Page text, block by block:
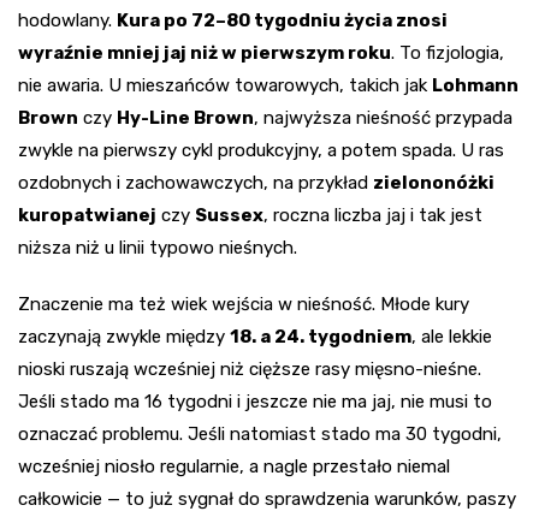
hodowlany. Kura po 72–80 tygodniu życia znosi
wyraźnie mniej jaj niż w pierwszym roku. To fizjologia,
nie awaria. U mieszańców towarowych, takich jak Lohmann
Brown czy Hy-Line Brown, najwyższa nieśność przypada
zwykle na pierwszy cykl produkcyjny, a potem spada. U ras
ozdobnych i zachowawczych, na przykład zielononóżki
kuropatwianej czy Sussex, roczna liczba jaj i tak jest
niższa niż u linii typowo nieśnych.
Znaczenie ma też wiek wejścia w nieśność. Młode kury
zaczynają zwykle między 18. a 24. tygodniem, ale lekkie
nioski ruszają wcześniej niż cięższe rasy mięsno-nieśne.
Jeśli stado ma 16 tygodni i jeszcze nie ma jaj, nie musi to
oznaczać problemu. Jeśli natomiast stado ma 30 tygodni,
wcześniej niosło regularnie, a nagle przestało niemal
całkowicie — to już sygnał do sprawdzenia warunków, paszy